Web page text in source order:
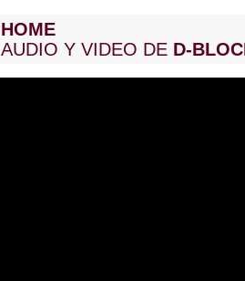
HOME
AUDIO Y VIDEO DE D-